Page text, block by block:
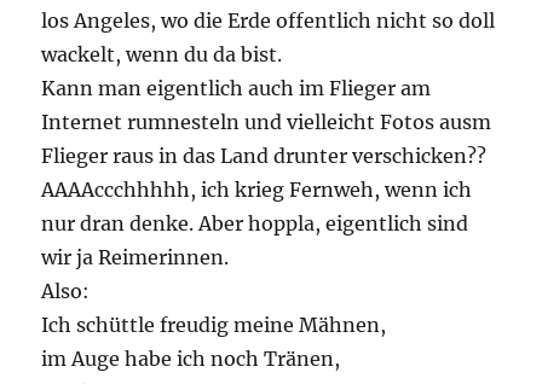
los Angeles, wo die Erde offentlich nicht so doll
wackelt, wenn du da bist.
Kann man eigentlich auch im Flieger am
Internet rumnesteln und vielleicht Fotos ausm
Flieger raus in das Land drunter verschicken??
AAAAccchhhhh, ich krieg Fernweh, wenn ich
nur dran denke. Aber hoppla, eigentlich sind
wir ja Reimerinnen.
Also:
Ich schüttle freudig meine Mähnen,
im Auge habe ich noch Tränen,